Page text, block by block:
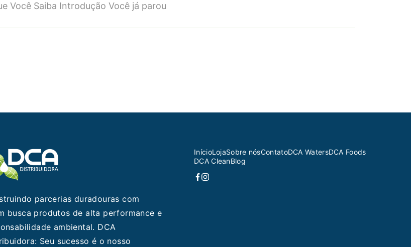
Você Saiba Introdução Você já parou
parcerias duradouras com
busca produtos de alta performance e
ambiental. DCA
Seu sucesso é o nosso
InícioLojaSobre nósContatoDCA WatersDCA Foods
DCA CleanBlog